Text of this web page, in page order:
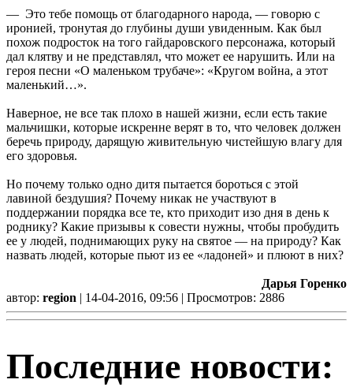
— Это тебе помощь от благодарного народа, — говорю с
иронией, тронутая до глубины души увиденным. Как был
похож подросток на того гайдаровского персонажа, который
дал клятву и не представлял, что может ее нарушить. Или на
героя песни «О маленьком трубаче»: «Кругом война, а этот
маленький…».
Наверное, не все так плохо в нашей жизни, если есть такие
мальчишки, которые искренне верят в то, что человек должен
беречь природу, дарящую живительную чистейшую влагу для
его здоровья.
Но почему только одно дитя пытается бороться с этой
лавиной бездушия? Почему никак не участвуют в
поддержании порядка все те, кто приходит изо дня в день к
роднику? Какие призывы к совести нужны, чтобы пробудить
ее у людей, поднимающих руку на святое — на природу? Как
назвать людей, которые пьют из ее «ладоней» и плюют в них?
Дарья Горенко
автор: region | 14-04-2016, 09:56 | Просмотров: 2886
Последние новости: